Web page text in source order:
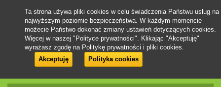
Ta strona używa pliki cookies w celu świadczenia Państwu usług na
najwyższym poziomie bezpieczeństwa. W każdym momencie
możecie Państwo dokonać zmiany ustawień dotyczących cookies.
Więcej w naszej "Polityce prywatności". Klikając "Akceptuję"
wyrażasz zgodę na Politykę prywatności i pliki cookies.
Akceptuję
Polityka cookies